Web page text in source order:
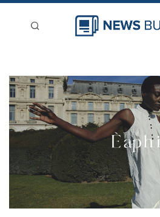
新聞稿分類
登入
刊登